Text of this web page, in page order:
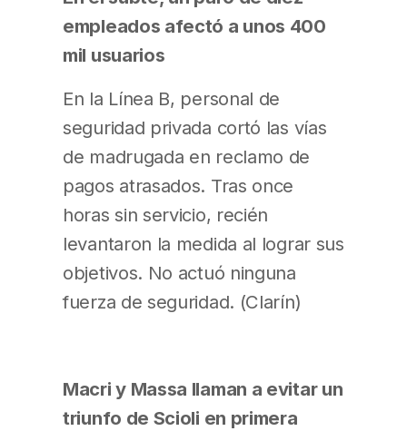
empleados afectó a unos 400
mil usuarios
En la Línea B, personal de
seguridad privada cortó las vías
de madrugada en reclamo de
pagos atrasados. Tras once
horas sin servicio, recién
levantaron la medida al lograr sus
objetivos. No actuó ninguna
fuerza de seguridad. (Clarín)
Macri y Massa llaman a evitar un
triunfo de Scioli en primera